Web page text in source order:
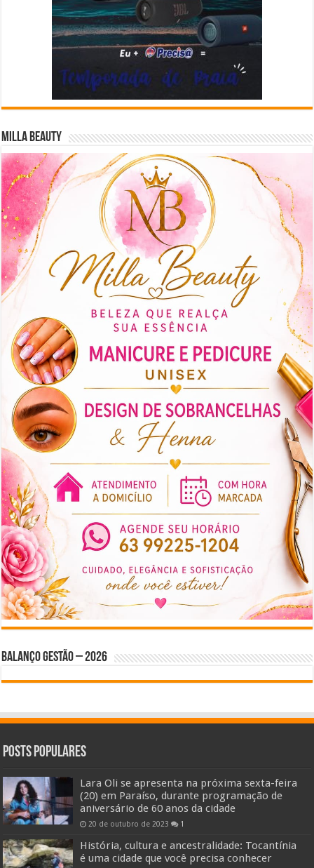
Milla Beauty
BALANÇO GESTÃO – 2026
Posts Populares
Lara Oli se apresenta na próxima sexta-feira
(20) em Paraíso, durante programação de
aniversário de 60 anos da cidade
20 de outubro de 2023 1
História, cultura e ancestralidade: Tocantínia
é uma cidade que você precisa conhecer